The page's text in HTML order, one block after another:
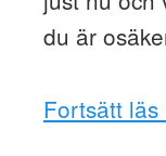
du är
Fortsätt